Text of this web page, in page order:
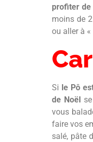
profiter de
moins de
ou aller à
Si le Pô
de Noël
vous
faire vos
salé, pâte